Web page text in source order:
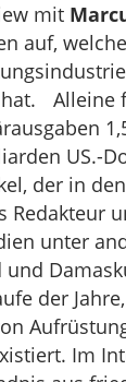
mit
auf,
Alleine
US.-
der in
Redakteur
unter
und
der
Im